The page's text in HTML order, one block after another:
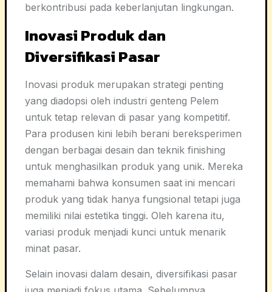
berkontribusi pada keberlanjutan lingkungan.
Inovasi Produk dan
Diversifikasi Pasar
Inovasi produk merupakan strategi penting
yang diadopsi oleh industri genteng Pelem
untuk tetap relevan di pasar yang kompetitif.
Para produsen kini lebih berani bereksperimen
dengan berbagai desain dan teknik finishing
untuk menghasilkan produk yang unik. Mereka
memahami bahwa konsumen saat ini mencari
produk yang tidak hanya fungsional tetapi juga
memiliki nilai estetika tinggi. Oleh karena itu,
variasi produk menjadi kunci untuk menarik
minat pasar.
Selain inovasi dalam desain, diversifikasi pasar